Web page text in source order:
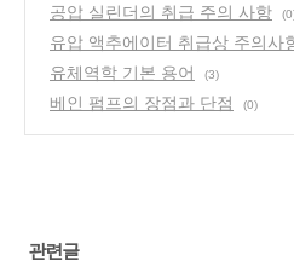
공압 실린더의 취급 주의 사항
유압 액추에이터 취급상 주의사
유체역학 기본 용어 (3)
베인 펌프의 장점과 단점 (0)
관련글